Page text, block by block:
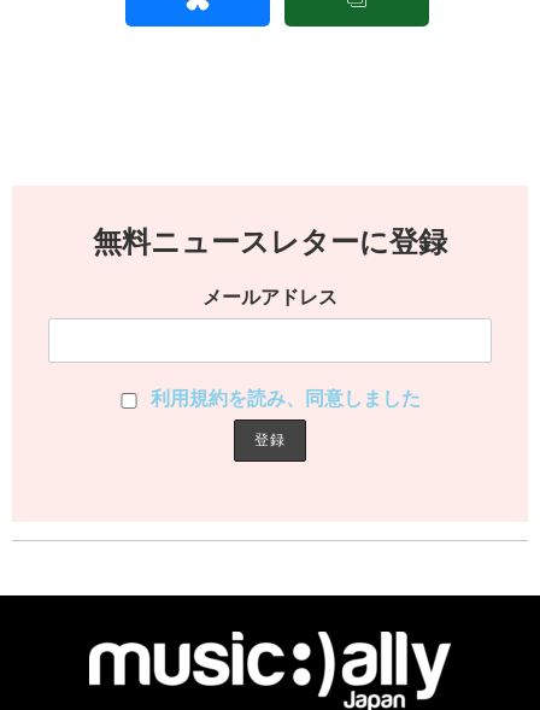
無料ニュースレターに登録
メールアドレス
利用規約を読み、同意しました